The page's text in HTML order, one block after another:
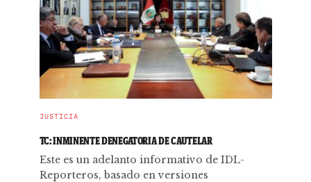
JUSTICIA
TC: INMINENTE DENEGATORIA DE CAUTELAR
Este es un adelanto informativo de IDL-
Reporteros, basado en versiones